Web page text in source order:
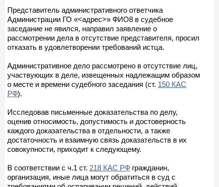
Представитель административного ответчика
Администрации ГО «<адрес>» ФИО8 в судебное
заседание не явился, направил заявление о
рассмотрении дела в отсутствие представителя, просил
отказать в удовлетворении требований истца.
Административное дело рассмотрено в отсутствие лиц,
участвующих в деле, извещенных надлежащим образом
о месте и времени судебного заседания (ст. 150 КАС
РФ).
Исследовав письменные доказательства по делу,
оценив относимость, допустимость и достоверность
каждого доказательства в отдельности, а также
достаточность и взаимную связь доказательств в их
совокупности, приходит к следующему.
В соответствии с ч.1 ст. 218 КАС РФ гражданин,
организация, иные лица могут обратиться в суд с